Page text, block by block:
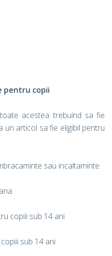
pentru copii
acestea trebuind sa fie
un articol sa fie eligibil pentru
sau incaltaminte
copiii sub 14 ani
sub 14 ani